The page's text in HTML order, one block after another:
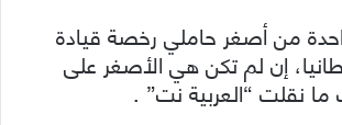
من أصغر حاملي رخصة قيادة
إن لم تكن هي الأصغر على
نقلت “العربية نت” .